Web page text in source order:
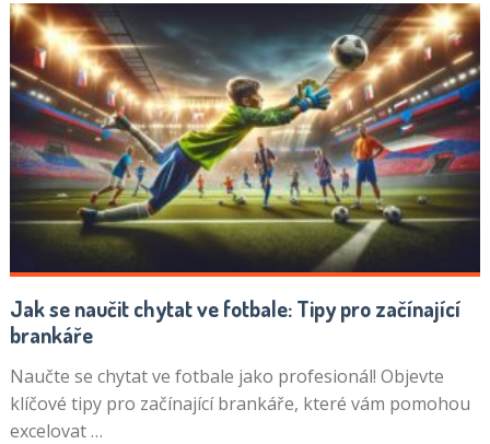
Jak se naučit chytat ve fotbale: Tipy pro začínající
brankáře
Naučte se chytat ve fotbale jako profesionál! Objevte
klíčové tipy pro začínající brankáře, které vám pomohou
excelovat …